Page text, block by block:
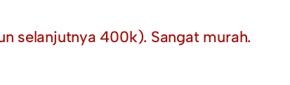
selanjutnya 400k). Sangat murah.